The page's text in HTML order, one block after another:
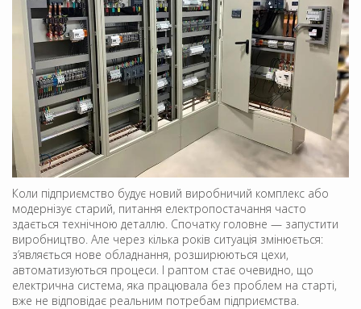
Коли підприємство будує новий виробничий комплекс або
модернізує старий, питання електропостачання часто
здається технічною деталлю. Спочатку головне — запустити
виробництво. Але через кілька років ситуація змінюється:
з’являється нове обладнання, розширюються цехи,
автоматизуються процеси. І раптом стає очевидно, що
електрична система, яка працювала без проблем на старті,
вже не відповідає реальним потребам підприємства.